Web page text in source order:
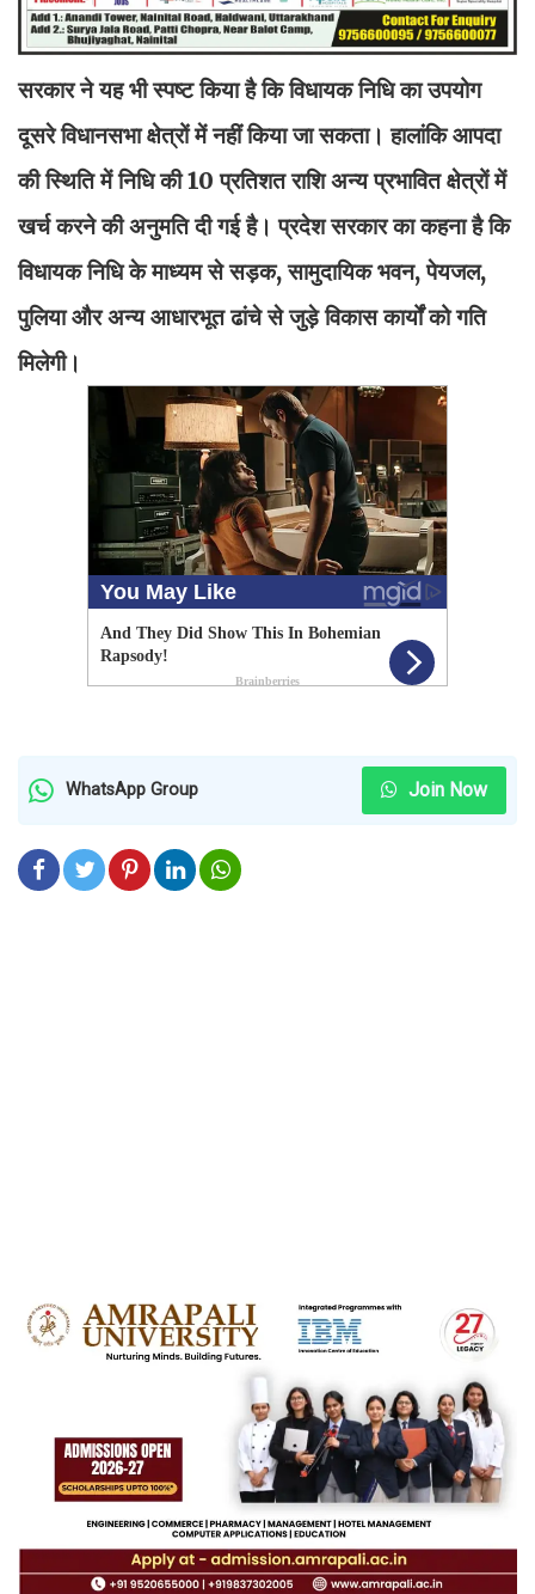
सरकार ने यह भी स्पष्ट किया है कि विधायक निधि का उपयोग
दूसरे विधानसभा क्षेत्रों में नहीं किया जा सकता। हालांकि आपदा
की स्थिति में निधि की 10 प्रतिशत राशि अन्य प्रभावित क्षेत्रों में
खर्च करने की अनुमति दी गई है। प्रदेश सरकार का कहना है कि
विधायक निधि के माध्यम से सड़क, सामुदायिक भवन, पेयजल,
पुलिया और अन्य आधारभूत ढांचे से जुड़े विकास कार्यों को गति
मिलेगी।
WhatsApp Group Join Now